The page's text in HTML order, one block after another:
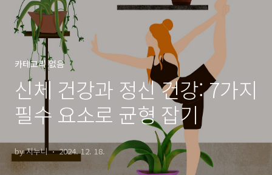
카테고리 없음
신체 건강과 정신 건강: 7가지
필수 요소로 균형 잡기
by 지누니 2024. 12. 18.